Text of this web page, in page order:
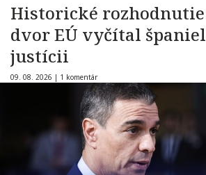
Historické
dvor EÚ vyčítal
justícii
09. 08. 2026 | 1 komentár